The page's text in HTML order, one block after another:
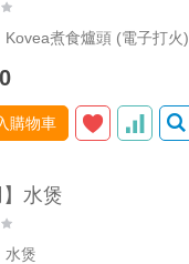
Kovea煮食爐頭 (電子打火)
購物車
】水煲
水煲